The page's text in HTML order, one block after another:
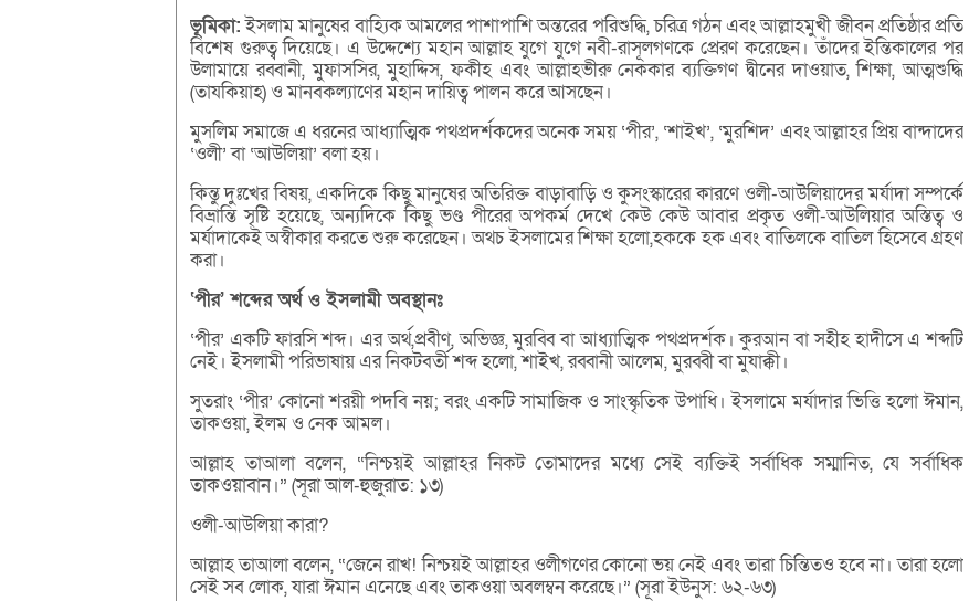
ভূমিকা:ইসলাম মানুষের বাহ্যিক আমলের পাশাপাশি অন্তরের পরিশুদ্ধি, চরিত্র গঠন এবং আল্লাহমুখী জীবন প্রতিষ্ঠার প্রতি
বিশেষ গুরুত্ব দিয়েছে। এ উদ্দেশ্যে মহান আল্লাহ যুগে যুগে নবী-রাসূলগণকে প্রেরণ করেছেন। তাঁদের ইন্তিকালের পর
উলামায়ে রব্বানী, মুফাসসির, মুহাদ্দিস, ফকীহ এবং আল্লাহভীরু নেককার ব্যক্তিগণ দ্বীনের দাওয়াত, শিক্ষা, আত্মশুদ্ধি
(তাযকিয়াহ) ও মানবকল্যাণের মহান দায়িত্ব পালন করে আসছেন।
মুসলিম সমাজে এ ধরনের আধ্যাত্মিক পথপ্রদর্শকদের অনেক সময় ‘পীর’, ‘শাইখ’, ‘মুরশিদ’ এবং আল্লাহর প্রিয় বান্দাদের
‘ওলী’ বা ‘আউলিয়া’ বলা হয়।
কিন্তু দুঃখের বিষয়, একদিকে কিছু মানুষের অতিরিক্ত বাড়াবাড়ি ও কুসংস্কারের কারণে ওলী-আউলিয়াদের মর্যাদা সম্পর্কে
বিভ্রান্তি সৃষ্টি হয়েছে, অন্যদিকে কিছু ভণ্ড পীরের অপকর্ম দেখে কেউ কেউ আবার প্রকৃত ওলী-আউলিয়ার অস্তিত্ব ও
মর্যাদাকেই অস্বীকার করতে শুরু করেছেন। অথচ ইসলামের শিক্ষা হলো,হককে হক এবং বাতিলকে বাতিল হিসেবে গ্রহণ
করা।
‘পীর’ শব্দের অর্থ ও ইসলামী অবস্থানঃ
‘পীর’ একটি ফারসি শব্দ। এর অর্থ,প্রবীণ, অভিজ্ঞ, মুরব্বি বা আধ্যাত্মিক পথপ্রদর্শক। কুরআন বা সহীহ হাদীসে এ শব্দটি
নেই। ইসলামী পরিভাষায় এর নিকটবর্তী শব্দ হলো, শাইখ, রব্বানী আলেম, মুরব্বী বা মুযাক্কী।
সুতরাং ‘পীর’ কোনো শরয়ী পদবি নয়; বরং একটি সামাজিক ও সাংস্কৃতিক উপাধি। ইসলামে মর্যাদার ভিত্তি হলো ঈমান,
তাকওয়া, ইলম ও নেক আমল।
আল্লাহ তাআলা বলেন, “নিশ্চয়ই আল্লাহর নিকট তোমাদের মধ্যে সেই ব্যক্তিই সর্বাধিক সম্মানিত, যে সর্বাধিক
তাকওয়াবান।” (সূরা আল-হুজুরাত: ১৩)
ওলী-আউলিয়া কারা?
আল্লাহ তাআলা বলেন, “জেনে রাখ! নিশ্চয়ই আল্লাহর ওলীগণের কোনো ভয় নেই এবং তারা চিন্তিতও হবে না। তারা হলো
সেই সব লোক, যারা ঈমান এনেছে এবং তাকওয়া অবলম্বন করেছে।” (সূরা ইউনুস: ৬২-৬৩)